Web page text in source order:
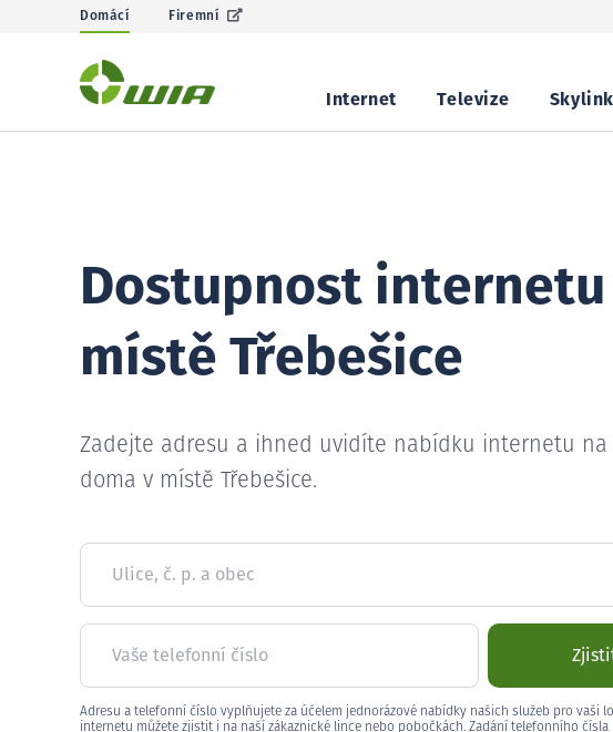
Domácí Firemní
Internet Televize Skylink
Dostupnost internetu
místě Třebešice
Zadejte adresu a ihned uvidíte nabídku internetu na
doma v místě Třebešice.
Ulice, č. p. a obec
Vaše telefonní číslo
Adresu a telefonní číslo vyplňujete za účelem jednorázové nabídky našich služeb pro vaši
internetu můžete zjistit i na naší zákaznické lince nebo pobočkách. Zadání telefonního čísla